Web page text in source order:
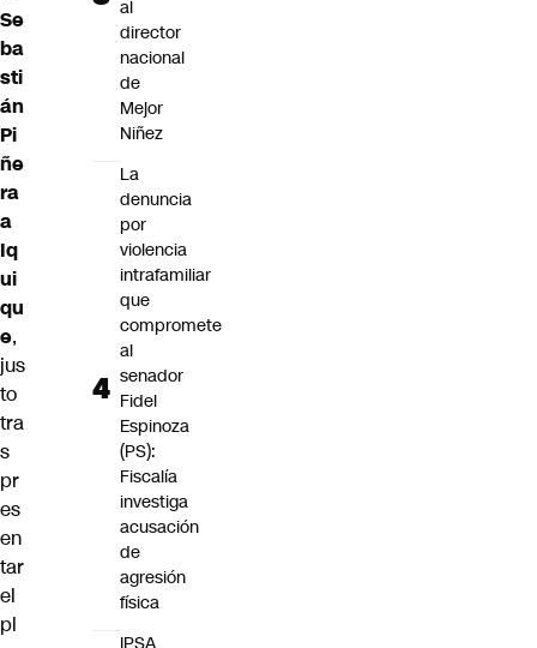
Se
ba
sti
án
Pi
ñe
ra
a
Iq
ui
qu
e,
jus
to
tra
s
pr
es
en
tar
el
pl
al
director
nacional
de
Mejor
Niñez
La
denuncia
por
violencia
intrafamiliar
que
compromete
al
senador
Fidel
Espinoza
(PS):
Fiscalía
investiga
acusación
de
agresión
física
IPSA